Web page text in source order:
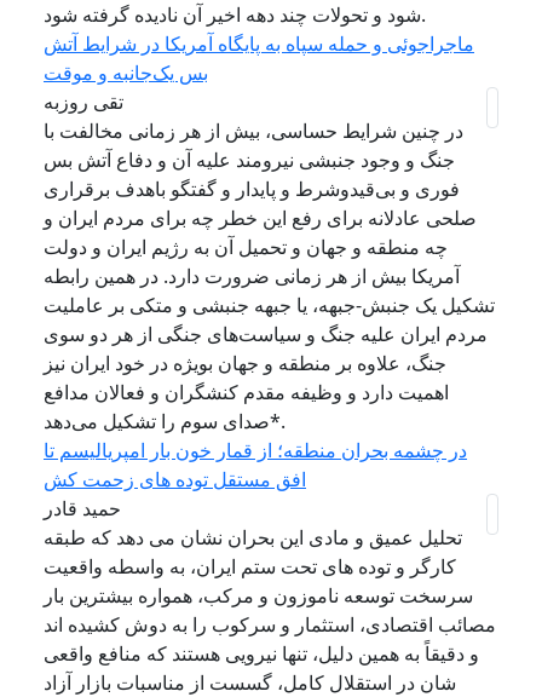
شود و تحولات چند دهه اخیر آن نادیده گرفته شود.
ماجراجوئی و حمله سپاه به پایگاه آمریکا در شرایط آتش
بس یک‌جانبه و موقت
تقی روزبه
در چنین شرایط حساسی، بیش از هر زمانی مخالفت با
جنگ و وجود جنبشی نیرومند علیه آن و دفاع آتش بس
فوری و بی‌قیدوشرط و پایدار و گفتگو باهدف برقراری
صلحی عادلانه برای رفع این خطر چه برای مردم ایران و
چه منطقه و جهان و تحمیل آن به رژیم ایران و دولت
آمریکا بیش از هر زمانی ضرورت دارد. در همین رابطه
تشکیل یک جنبش-جبهه، یا جبهه جنبشی و متکی بر عاملیت
مردم ایران علیه جنگ و سیاست‌‌های جنگی از هر دو سوی
جنگ، علاوه بر منطقه و جهان بویژه در خود ایران نیز
اهمیت دارد و وظیفه مقدم کنشگران و فعالان مدافع
صدای سوم را تشکیل‌ می‌دهد*.
در چشمه بحران منطقه؛ از قمار خون بار امپریالیسم تا
افق مستقل توده های زحمت کش
حمید قادر
تحلیل عمیق و مادی این بحران نشان می دهد که طبقه
کارگر و توده های تحت ستم ایران، به واسطه واقعیت
سرسخت توسعه ناموزون و مرکب، همواره بیشترین بار
مصائب اقتصادی، استثمار و سرکوب را به دوش کشیده اند
و دقیقاً به همین دلیل، تنها نیرویی هستند که منافع واقعی
شان در استقلال کامل، گسست از مناسبات بازار آزاد